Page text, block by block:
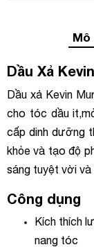
Mô
Dầu Xả
Dầu xả Kevin
cho tóc dầu
cấp dinh dưỡng
khỏe và tạo độ
sáng tuyệt vời
Công dụng
Kích thích
nang tóc